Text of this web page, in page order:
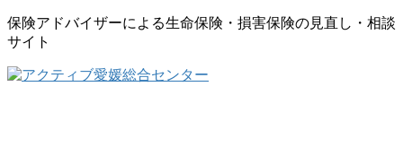
保険アドバイザーによる生命保険・損害保険の見直し・相談
サイト
コ
ナ